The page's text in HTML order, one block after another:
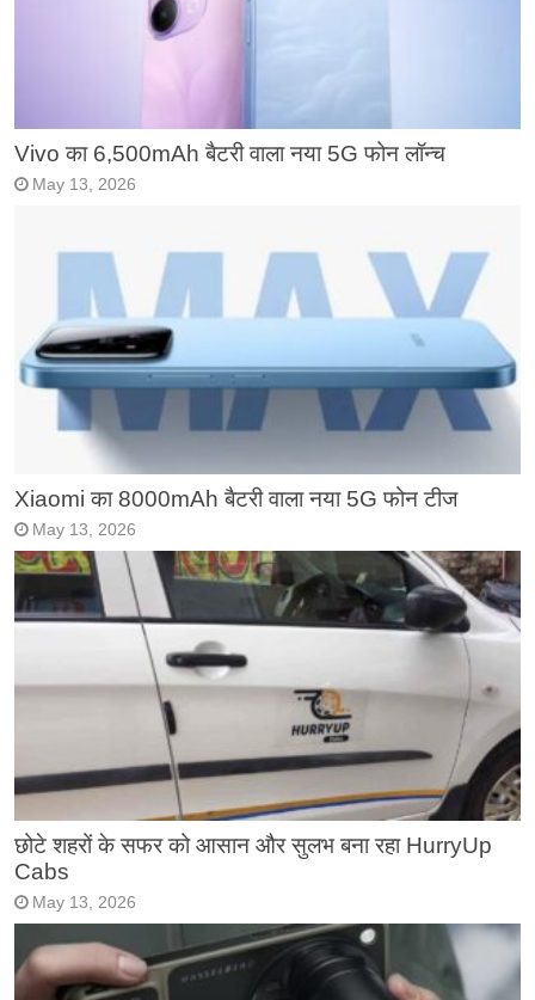
Vivo का 6,500mAh बैटरी वाला नया 5G फोन लॉन्च
May 13, 2026
Xiaomi का 8000mAh बैटरी वाला नया 5G फोन टीज
May 13, 2026
छोटे शहरों के सफर को आसान और सुलभ बना रहा HurryUp
Cabs
May 13, 2026